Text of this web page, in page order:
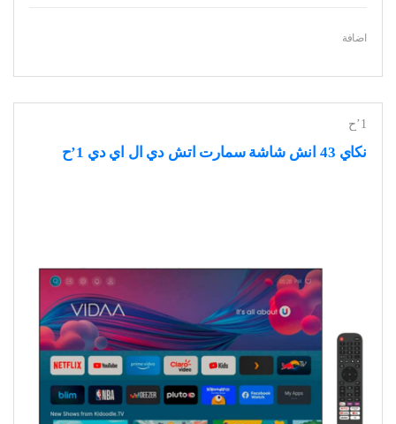
اضافة
1’ح
نكاي 43 انش شاشة سمارت اتش دي ال اي دي 1’ح